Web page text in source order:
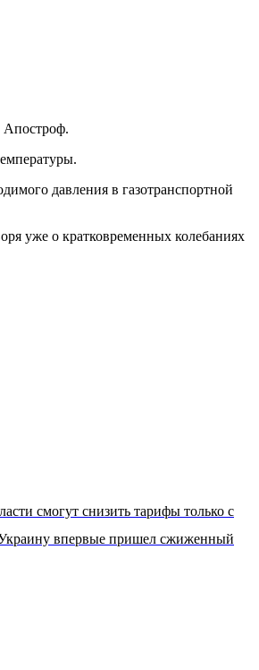
Апостроф.
давления в газотранспортной
уже о кратковременных колебаниях
смогут снизить тарифы только с
впервые пришел сжиженный